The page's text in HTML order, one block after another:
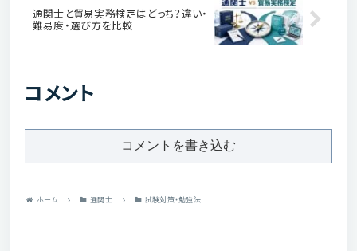
通関士と貿易実務検定はどっち？違い・
難易度・選び方を比較
コメント
コメントを書き込む
ホーム 通関士 試験対策・勉強法